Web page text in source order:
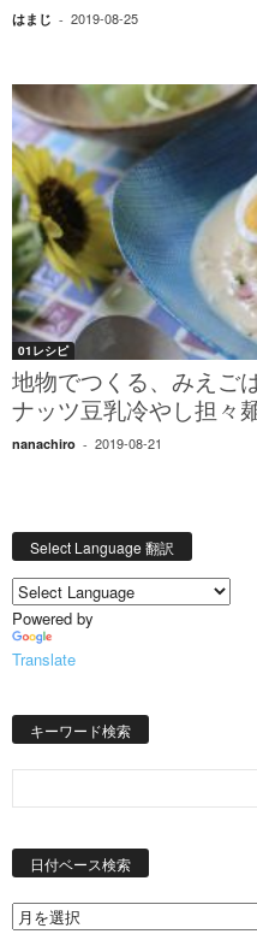
はまじ - 2019-08-25
01レシピ
地物でつくる、みえご
ナッツ豆乳冷やし担々
nanachiro - 2019-08-21
Select Language 翻訳
Powered by
Translate
キーワード検索
日付ベース検索